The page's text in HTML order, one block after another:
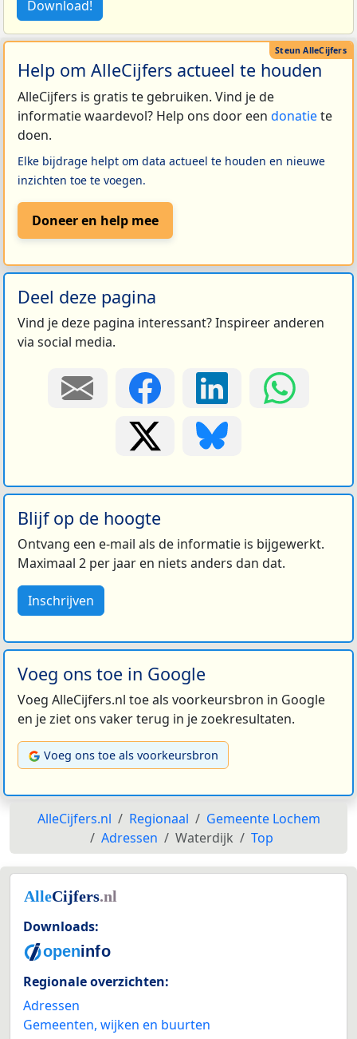
Download!
Help om AlleCijfers actueel te houden
AlleCijfers is gratis te gebruiken. Vind je de
informatie waardevol? Help ons door een donatiete
doen.
Elke bijdrage helpt om data actueel te houden en nieuwe
inzichten toe te voegen.
Doneer en help mee
Deel deze pagina
Vind je deze pagina interessant? Inspireer anderen
via social media.
Blijf op de hoogte
Ontvang een e-mail als de informatie is bijgewerkt.
Maximaal 2 per jaar en niets anders dan dat.
Inschrijven
Voeg ons toe in Google
Voeg AlleCijfers.nl toe als voorkeursbron in Google
en je ziet ons vaker terug in je zoekresultaten.
Voeg ons toe als voorkeursbron
AlleCijfers.nl Regionaal
Gemeente Lochem
Adressen
Waterdijk Top
Downloads:
Regionale overzichten:
Adressen
Gemeenten, wijken en buurten